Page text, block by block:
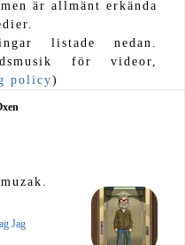
är allmänt erkända
listade nedan.
för videor,
policy)
Jag